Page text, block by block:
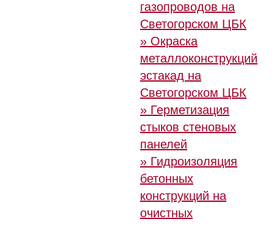
газопроводов на
Светогорском ЦБК
» Окраска
металлоконструкций
эстакад на
Светогорском ЦБК
» Герметизация
стыков стеновых
панелей
» Гидроизоляция
бетонных
конструкций на
очистных